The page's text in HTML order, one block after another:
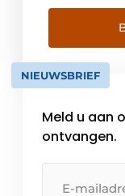
waaronder
laders,
die stuk
NIEUWSBRIEF
Meld u aan
ontvangen.